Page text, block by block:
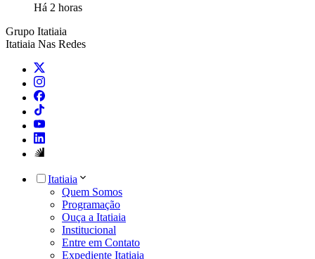
Há 2 horas
Grupo Itatiaia
Itatiaia Nas Redes
Itatiaia
Quem Somos
Programação
Ouça a Itatiaia
Institucional
Entre em Contato
Expediente Itatiaia